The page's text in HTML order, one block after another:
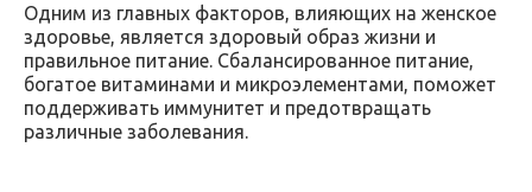
Одним из главных факторов, влияющих на женское
здоровье, является здоровый образ жизни и
правильное питание. Сбалансированное питание,
богатое витаминами и микроэлементами, поможет
поддерживать иммунитет и предотвращать
различные заболевания.